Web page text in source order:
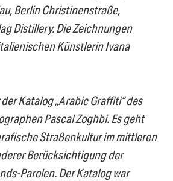
Berlin Christinenstraße,
Distillery. Die Zeichnungen
Künstlerin Ivana
Katalog „Arabic Graffiti“ des
Pascal Zoghbi. Es geht
Straßenkultur im mittleren
Berücksichtigung der
Parolen. Der Katalog war